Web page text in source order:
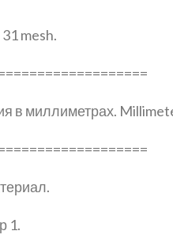
mesh.
в миллиметрах.
1.